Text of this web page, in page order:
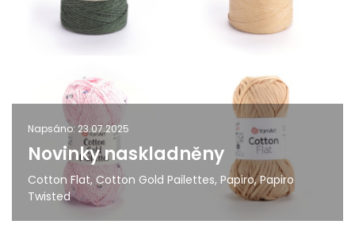
Napsáno: 23.07.2025
Novinky naskladněny
Cotton Flat, Cotton Gold Pailettes, Papiro, Papiro
Twisted